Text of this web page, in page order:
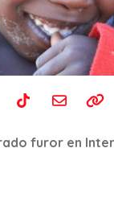
furor en